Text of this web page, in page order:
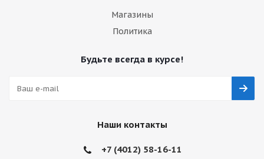
Магазины
Политика
Будьте всегда в курсе!
Наши контакты
+7 (4012) 58-16-11